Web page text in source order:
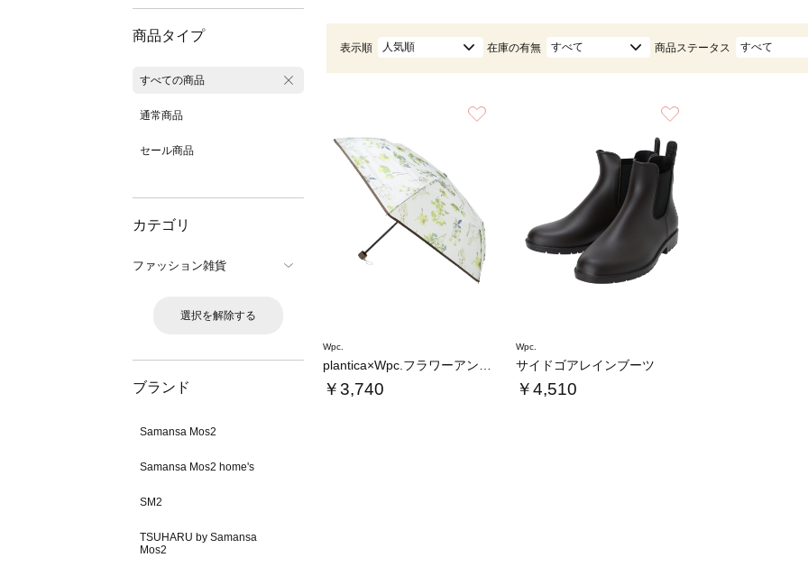
商品タイプ
すべての商品
通常商品
セール商品
カテゴリ
ファッション雑貨
選択を解除する
ブランド
Samansa Mos2
Samansa Mos2 home's
SM2
TSUHARU by Samansa
Mos2
表示順 人気順 在庫の有無 すべて 商品ステータス すべて
Wpc.
￥3,740
Wpc.
サイドゴアレインブーツ
￥4,510